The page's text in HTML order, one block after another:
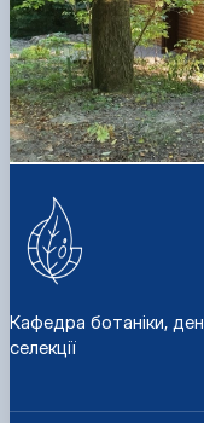
Кафедра ботаніки,
селекції